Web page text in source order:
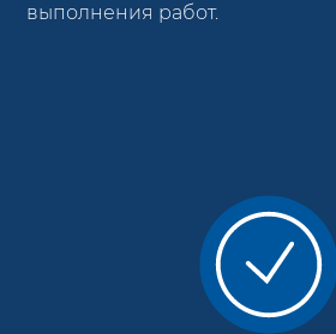
выполнения работ.